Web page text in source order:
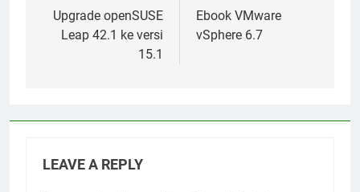
navigation
Upgrade openSUSE
Leap 42.1 ke versi
15.1
Ebook VMware
vSphere 6.7
LEAVE A REPLY